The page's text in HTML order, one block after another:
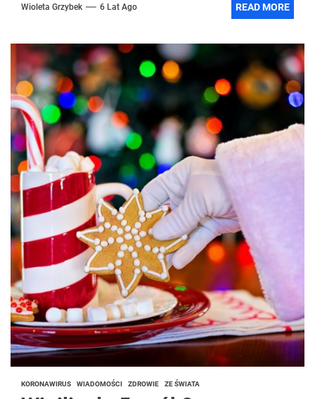
Wioleta Grzybek 6 Lat Ago READ MORE
KORONAWIRUS WIADOMOŚCI ZDROWIE ZE ŚWIATA